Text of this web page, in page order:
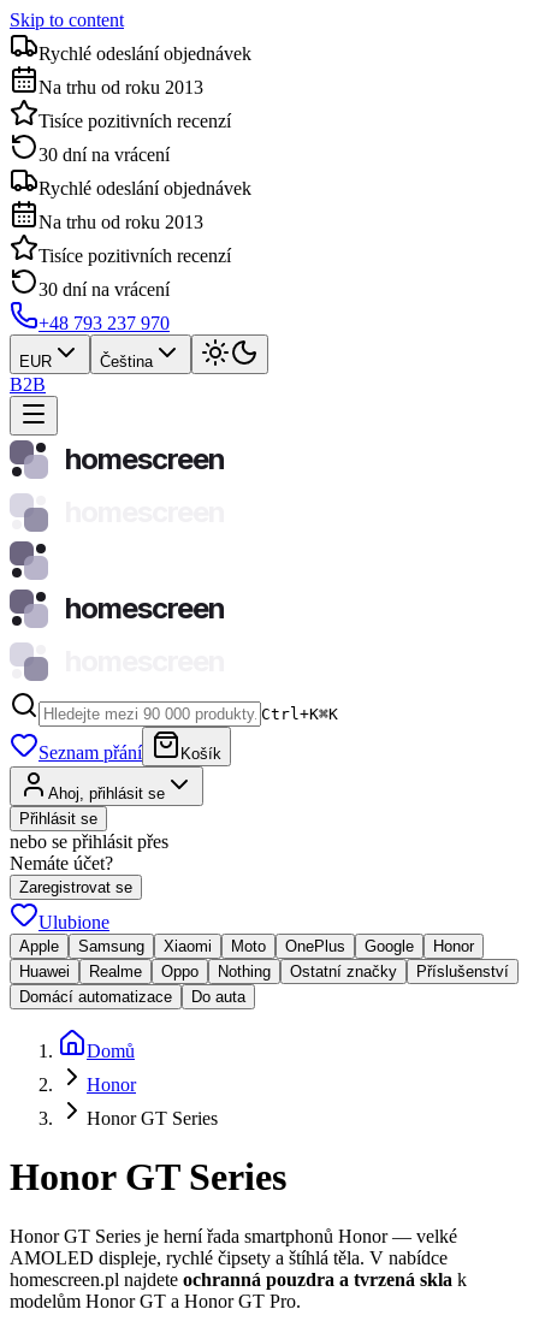
Skip to content
Rychlé odeslání objednávek
Na trhu od roku 2013
Tisíce pozitivních recenzí
30 dní na vrácení
Rychlé odeslání objednávek
Na trhu od roku 2013
Tisíce pozitivních recenzí
30 dní na vrácení
+48 793 237 970
EUR Čeština
B2B
homescreen
homescreen
Ctrl+K⌘K
Seznam přání Košík
Ahoj, přihlásit se
Přihlásit se
nebo se přihlásit přes
Nemáte účet?
Zaregistrovat se
Ulubione
Apple Samsung Xiaomi Moto OnePlus Google
Honor
Huawei
Realme Oppo Nothing Ostatní značky
Příslušenství
Domácí automatizace
Do auta
Domů
Honor
Honor GT Series
Honor GT Series
Honor GT Series je herní řada smartphonů Honor — velké
AMOLED displeje, rychlé čipsety a štíhlá těla. V nabídce
homescreen.pl najdete ochranná pouzdra a tvrzená skla k
modelům Honor GT a Honor GT Pro.